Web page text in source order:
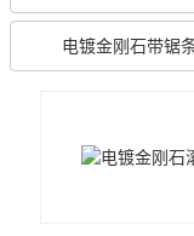
电镀金刚石带锯